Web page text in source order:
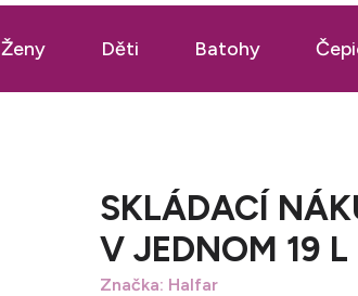
Ženy Děti Batohy
SKLÁDACÍ
V JEDNOM 19 L
Značka: Halfar